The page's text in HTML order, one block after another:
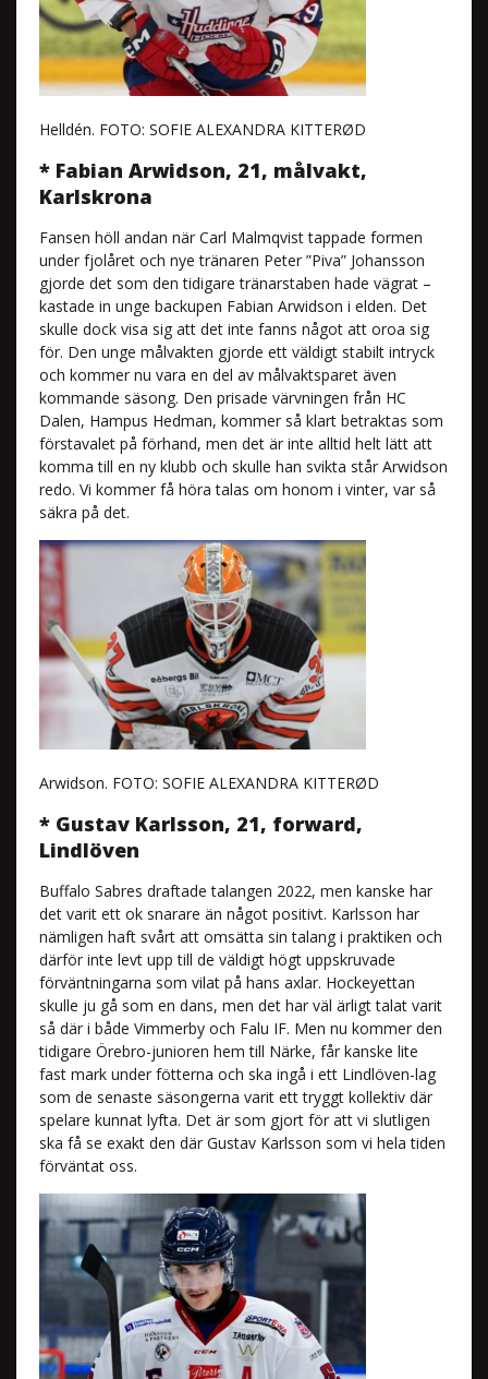
Helldén. FOTO: SOFIE ALEXANDRA KITTERØD
* Fabian Arwidson, 21, målvakt,
Karlskrona
Fansen höll andan när Carl Malmqvist tappade formen
under fjolåret och nye tränaren Peter ”Piva” Johansson
gjorde det som den tidigare tränarstaben hade vägrat –
kastade in unge backupen Fabian Arwidson i elden. Det
skulle dock visa sig att det inte fanns något att oroa sig
för. Den unge målvakten gjorde ett väldigt stabilt intryck
och kommer nu vara en del av målvaktsparet även
kommande säsong. Den prisade värvningen från HC
Dalen, Hampus Hedman, kommer så klart betraktas som
förstavalet på förhand, men det är inte alltid helt lätt att
komma till en ny klubb och skulle han svikta står Arwidson
redo. Vi kommer få höra talas om honom i vinter, var så
säkra på det.
Arwidson. FOTO: SOFIE ALEXANDRA KITTERØD
* Gustav Karlsson, 21, forward,
Lindlöven
Buffalo Sabres draftade talangen 2022, men kanske har
det varit ett ok snarare än något positivt. Karlsson har
nämligen haft svårt att omsätta sin talang i praktiken och
därför inte levt upp till de väldigt högt uppskruvade
förväntningarna som vilat på hans axlar. Hockeyettan
skulle ju gå som en dans, men det har väl ärligt talat varit
så där i både Vimmerby och Falu IF. Men nu kommer den
tidigare Örebro-junioren hem till Närke, får kanske lite
fast mark under fötterna och ska ingå i ett Lindlöven-lag
som de senaste säsongerna varit ett tryggt kollektiv där
spelare kunnat lyfta. Det är som gjort för att vi slutligen
ska få se exakt den där Gustav Karlsson som vi hela tiden
förväntat oss.